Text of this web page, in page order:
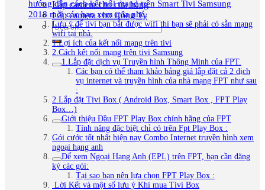
Lắp camera cho cửa hàng
Lắp camera cho Công Ty
hướng dẫn cách kết nối mạng trên Smart Tivi Samsung
2018 mời các bạn xem qua nhé.
Lưu ý để tivi bạn bắt được wifi thì bạn sẽ phải có sẵn mạng
wifi tại nhà.
1.Lợi ích của kết nối mạng trên tivi
2.Cách kết nối mạng trên tivi Samsung
1.Lắp đặt dịch vụ Truyền hình Thông Minh của FPT.
Các bạn có thể tham khảo bảng giá lắp đặt cả 2 dịch
vụ internet và truyền hình của nhà mạng FPT như sau
:
2.Lắp đặt Tivi Box ( Android Box, Smart Box , FPT Play
Box…)
Giới thiệu Đầu FPT Play Box chính hãng của FPT
Tính năng đặc biệt chỉ có trên Fpt Play Box :
Gói cước tốt nhất hiện nay Combo Internet truyền hình xem
ngoại hạng anh
Để xem Ngoại Hạng Anh (EPL) trên FPT, bạn cần đăng
ký các gói:
Tại sao bạn nên lựa chọn FPT Play Box :
Lời Kết và một số lưu ý Khi mua Tivi Box